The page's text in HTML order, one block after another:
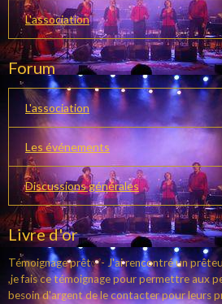
L'association
Forum
L'association
Les événements
Discussions générales
Livre d'or
Témoignage prêt✅- J'ai rencontré un
,je fais ce témoignage pour permettre aux
besoin d'argent de le contacter pour leurs